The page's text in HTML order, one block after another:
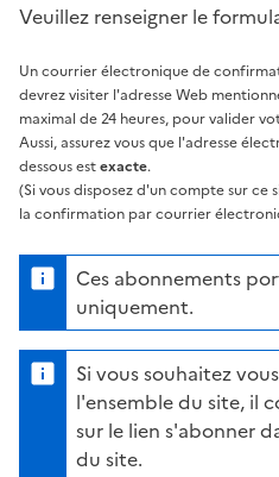
Veuillez renseigner le
Un courrier électronique de
devrez visiter l'adresse Web
maximal de 24 heures, pour valider
Aussi, assurez vous que l'adresse
dessous estexacte.
(Si vous disposez d'un compte sur
la confirmation par courrier
Ces abonnements
uniquement.
Si vous souhaitez
l'ensemble du site, il
sur le lien s'abonner
du site.